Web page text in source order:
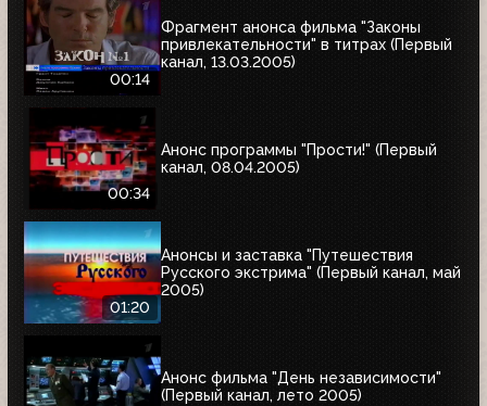
00:14
Фрагмент анонса фильма "Законы
привлекательности" в титрах (Первый
канал, 13.03.2005)
00:34
Анонс программы "Прости!" (Первый
канал, 08.04.2005)
01:20
Анонсы и заставка "Путешествия
Русского экстрима" (Первый канал, май
2005)
Анонс фильма "День независимости"
(Первый канал, лето 2005)